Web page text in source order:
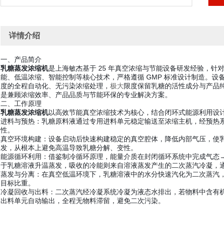
详情介绍
一、产品简介
乳糖蒸发浓缩机是上海敏杰基于 25 年真空浓缩与节能设备研发经验，针
能、低温浓缩、智能控制等核心技术，严格遵循 GMP 标准设计制造。
度的全程自动化、无污染浓缩处理， 极大限度保留乳糖的活性成分与产品
是兼顾浓缩效率、产品品质与节能环保的专业解决方案。
二、工作原理
乳糖蒸发浓缩机以高效节能真空浓缩技术为核心，结合闭环式能源利用设
进料与预热：乳糖原料液通过专用进料单元稳定输送至浓缩主机，经预
性。
真空环境构建：设备启动后快速构建稳定的真空腔体，降低内部气压，
发，从根本上避免高温导致乳糖分解、变性。
能源循环利用：借鉴制冷循环原理，能量介质在封闭循环系统中完成气
于乳糖溶液升温蒸发，吸收的冷能则来自溶液蒸发产生的二次蒸汽冷凝，
蒸发与分离：在真空低温环境下，乳糖溶液中的水分快速汽化为二次蒸
目标比重。
冷凝回收与出料：二次蒸汽经冷凝系统冷凝为液态水排出，若物料中含
出料单元自动输出，全程无物料滞留，避免二次污染。